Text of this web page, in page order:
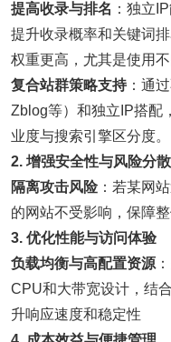
提高收录与排名 ：独立
提升收录概率和关键词
权重更高，尤其是使用
复合站群策略支持 ：通
Zblog等）和独立IP搭配
业度与搜索引擎区分度。
2. 增强安全性与风险分散
隔离攻击风险 ：若某网
的网站不受影响，保障整
3. 优化性能与访问体验
负载均衡与高配置资源
CPU和大带宽设计，结
升响应速度和稳定性